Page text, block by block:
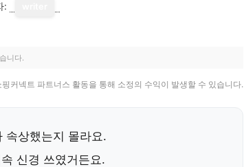
:
니다.
핑커넥트 파트너스 활동을 통해 소정의 수익이 발생할 수 있습니다.
속상했는지 몰라요.
신경 쓰였거든요.